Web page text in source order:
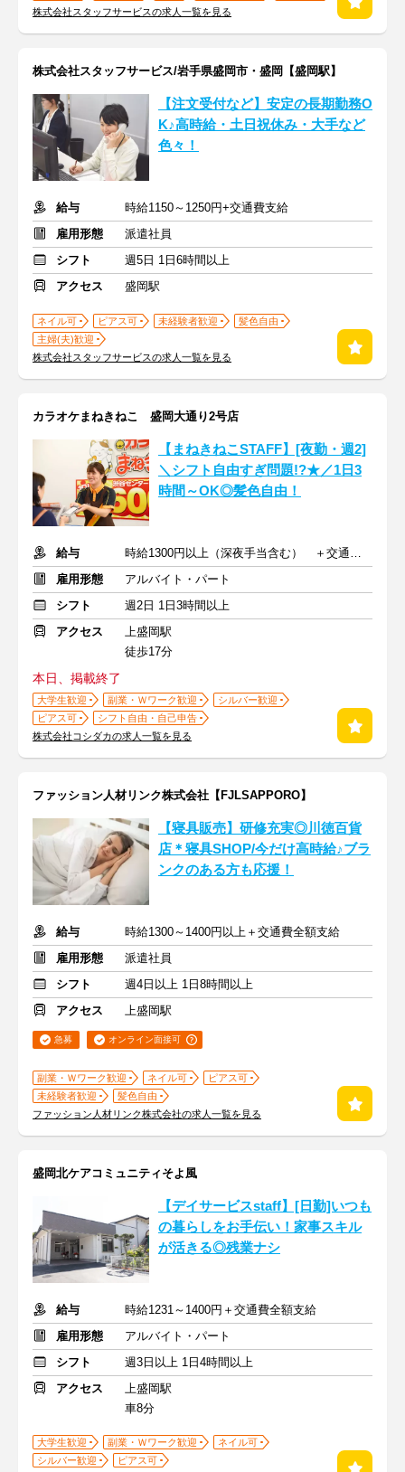
株式会社スタッフサービスの求人一覧を見る
株式会社スタッフサービス/岩手県盛岡市・盛岡【盛岡駅】
【注文受付など】安定の長期勤務O
K♪高時給・土日祝休み・大手など
色々！
給与
時給1150～1250円+交通費支給
雇用形態
派遣社員
シフト
週5日 1日6時間以上
アクセス
盛岡駅
ネイル可 ピアス可 未経験者歓迎
髪色自由
主婦(夫)歓迎
株式会社スタッフサービスの求人一覧を見る
カラオケまねきねこ 盛岡大通り2号店
【まねきねこSTAFF】[夜勤・週2]
＼シフト自由すぎ問題!?★／1日3
時間～OK◎髪色自由！
給与
時給1300円以上（深夜手当含む） ＋交通費支給
雇用形態
アルバイト・パート
シフト
週2日 1日3時間以上
アクセス
上盛岡駅
徒歩17分
本日、掲載終了
大学生歓迎 副業・Ｗワーク歓迎
シルバー歓迎
ピアス可
シフト自由・自己申告
株式会社コシダカの求人一覧を見る
ファッション人材リンク株式会社【FJLSAPPORO】
【寝具販売】研修充実◎川徳百貨
店＊寝具SHOP/今だけ高時給♪ブラ
ンクのある方も応援！
給与
時給1300～1400円以上＋交通費全額支給
雇用形態
派遣社員
シフト
週4日以上 1日8時間以上
アクセス
上盛岡駅
急募 オンライン面接可
副業・Ｗワーク歓迎 ネイル可
ピアス可
未経験者歓迎
髪色自由
ファッション人材リンク株式会社の求人一覧を見る
盛岡北ケアコミュニティそよ風
【デイサービスstaff】[日勤]いつも
の暮らしをお手伝い！家事スキル
が活きる◎残業ナシ
給与
時給1231～1400円＋交通費全額支給
雇用形態
アルバイト・パート
シフト
週3日以上 1日4時間以上
アクセス
上盛岡駅
車8分
大学生歓迎 副業・Ｗワーク歓迎
ネイル可
シルバー歓迎
ピアス可